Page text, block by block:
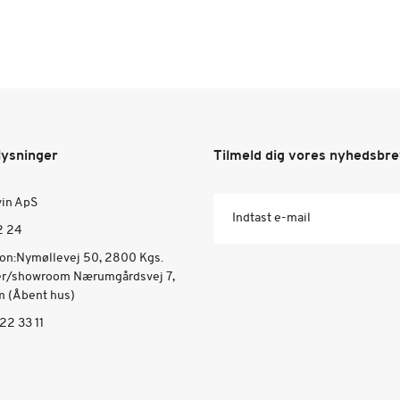
ApS
24
50, 2800 Kgs.
showroom Nærumgårdsvej 7,
(Åbent hus)
33 11
Tilmeld dig vores
Indtast e-mail